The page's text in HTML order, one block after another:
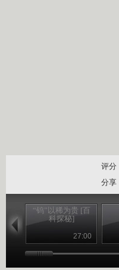
评分
分享
“钨”以稀为贵 [百
科探秘]
27:00